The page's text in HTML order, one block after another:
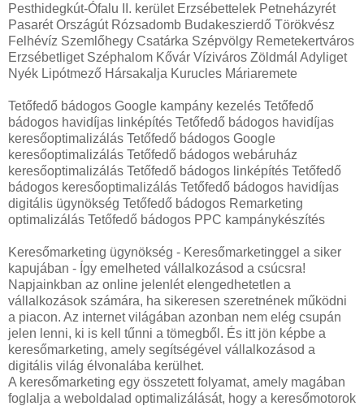
Pesthidegkút-Ófalu II. kerület Erzsébettelek Petneházyrét
Pasarét Országút Rózsadomb Budakeszierdő Törökvész
Felhévíz Szemlőhegy Csatárka Szépvölgy Remetekertváros
Erzsébetliget Széphalom Kővár Víziváros Zöldmál Adyliget
Nyék Lipótmező Hársakalja Kurucles Máriaremete
Tetőfedő bádogos Google kampány kezelés Tetőfedő
bádogos havidíjas linképítés Tetőfedő bádogos havidíjas
keresőoptimalizálás Tetőfedő bádogos Google
keresőoptimalizálás Tetőfedő bádogos webáruház
keresőoptimalizálás Tetőfedő bádogos linképítés Tetőfedő
bádogos keresőoptimalizálás Tetőfedő bádogos havidíjas
digitális ügynökség Tetőfedő bádogos Remarketing
optimalizálás Tetőfedő bádogos PPC kampánykészítés
Keresőmarketing ügynökség - Keresőmarketinggel a siker
kapujában - Így emelheted vállalkozásod a csúcsra!
Napjainkban az online jelenlét elengedhetetlen a
vállalkozások számára, ha sikeresen szeretnének működni
a piacon. Az internet világában azonban nem elég csupán
jelen lenni, ki is kell tűnni a tömegből. És itt jön képbe a
keresőmarketing, amely segítségével vállalkozásod a
digitális világ élvonalába kerülhet.
A keresőmarketing egy összetett folyamat, amely magában
foglalja a weboldalad optimalizálását, hogy a keresőmotorok